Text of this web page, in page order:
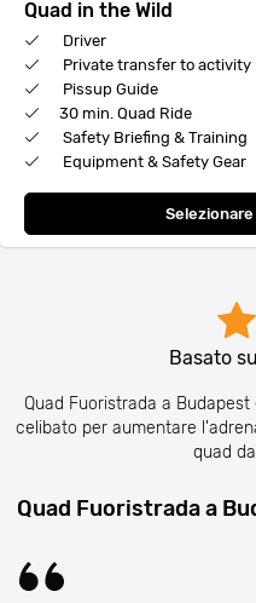
Quad in the Wild
Driver
Private transfer to activity
Pissup Guide
30 min. Quad Ride
Safety Briefing & Training
Equipment & Safety Gear
Selezionare
Basato su
Quad Fuoristrada a
celibato per aumentare
quad
Quad Fuoristrada a